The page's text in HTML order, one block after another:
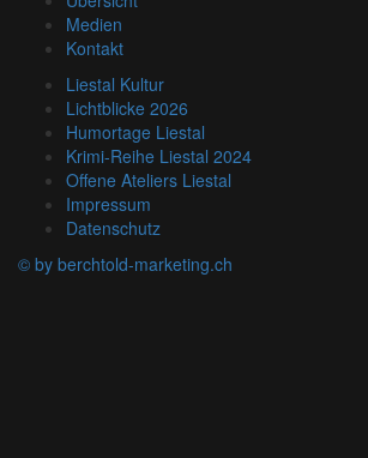
Medien
Kontakt
Liestal Kultur
Lichtblicke 2026
Humortage Liestal
Krimi-Reihe Liestal 2024
Offene Ateliers Liestal
Impressum
Datenschutz
© by berchtold-marketing.ch